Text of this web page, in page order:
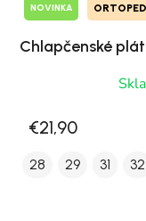
NOVINKA
Chlapčenské
€21,90
28 29 31 32